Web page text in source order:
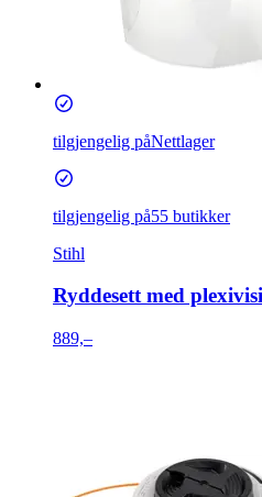
tilgjengelig påNettlager
tilgjengelig på55 butikker
Stihl
Ryddesett med
889,–